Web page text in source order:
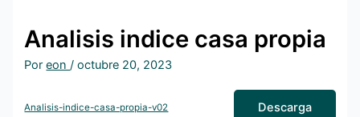
Analisis indice casa propia
Poreon/octubre 20, 2023
Analisis-indice-casa-propia-v02 Descarga